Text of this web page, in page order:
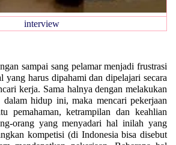
interview
sampai sang pelamar menjadi frustrasi
yang harus dipahami dan dipelajari secara
kerja. Sama halnya dengan melakukan
dalam hidup ini, maka mencari pekerjaan
pemahaman, ketrampilan dan keahlian
orang yang menyadari hal inilah yang
kompetisi (di Indonesia bisa disebut